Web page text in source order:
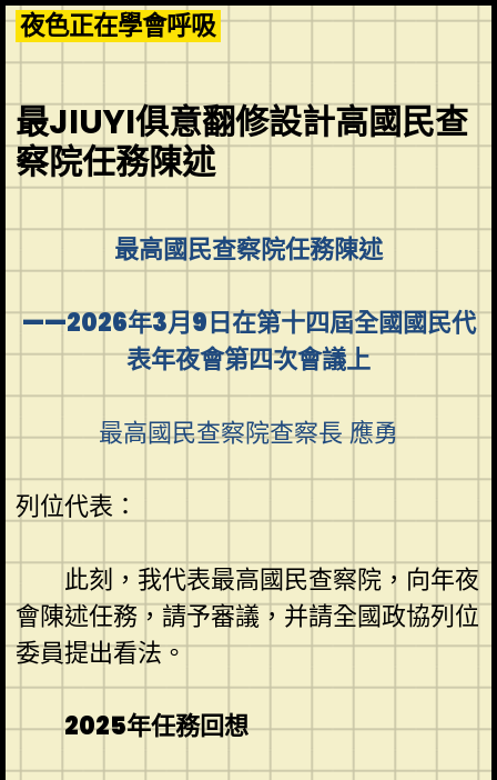
Skip
to
content
夜色正在學會呼吸
最JIUYI俱意翻修設計高國民查
察院任務陳述
最高國民查察院任務陳述
——2026年3月9日在第十四屆全國國民代
表年夜會第四次會議上
最高國民查察院查察長 應勇
列位代表：
此刻，我代表最高國民查察院，向年夜
會陳述任務，請予審議，并請全國政協列位
委員提出看法。
2025年任務回想